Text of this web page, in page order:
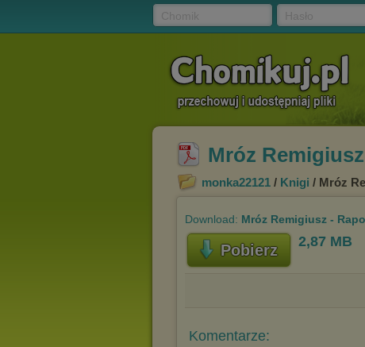
Mróz
monka22121 / Knigi / Mróz
Download: Mróz Remigiusz -
Pobierz 2,87 MB
Komentarze: